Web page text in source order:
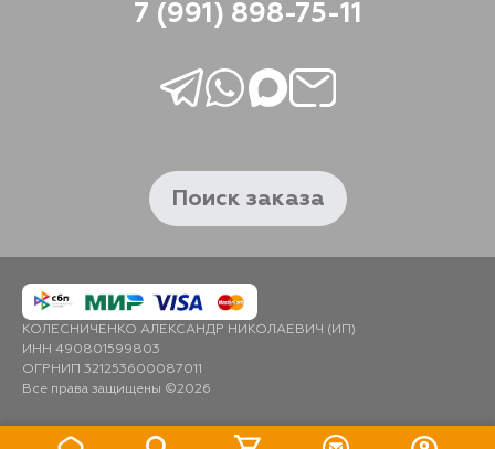
7 (991) 898-75-11
Поиск заказа
КОЛЕСНИЧЕНКО АЛЕКСАНДР НИКОЛАЕВИЧ (ИП)
ИНН 490801599803
ОГРНИП 321253600087011
Все права защищены ©2026